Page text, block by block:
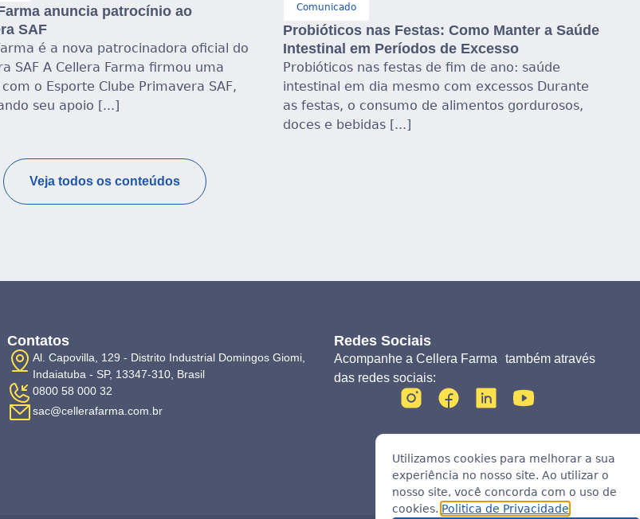
anuncia patrocínio ao
SAF
é a nova patrocinadora oficial do
SAF A Cellera Farma firmou uma
o Esporte Clube Primavera SAF,
seu apoio [...]
Comunicado
Probióticos nas Festas: Como Manter a Saúde
Intestinal em Períodos de Excesso
Probióticos nas festas de fim de ano: saúde
intestinal em dia mesmo com excessos Durante
as festas, o consumo de alimentos gordurosos,
doces e bebidas [...]
Veja todos os conteúdos
Contatos
Al. Capovilla, 129 - Distrito Industrial Domingos Giomi,
Indaiatuba - SP, 13347-310, Brasil
0800 58 000 32
sac@cellerafarma.com.br
Redes Sociais
Acompanhe a Cellera Farma também através
das redes sociais:
Utilizamos cookies para melhorar a sua
experiência no nosso site. Ao utilizar o
nosso site, você concorda com o uso de
cookies. Politica de Privacidade